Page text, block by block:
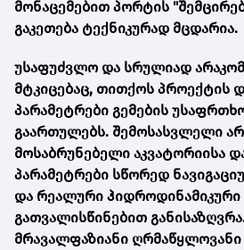
მონაცემებით პორტის
გაკეთება ტექნიკურად მცდარია.
უსაფუძვლო და სრულიად
მტკიცებაც, თითქოს პროექტის
პარამეტრები გემების
გაართულებს. შემოსასვლელი
მოსაბრუნებელი აკვატორიისა
პარამეტრები სწორედ
და რეალური ჰიდროდინამიკური
გათვალისწინებით
მრავალფაზიანი